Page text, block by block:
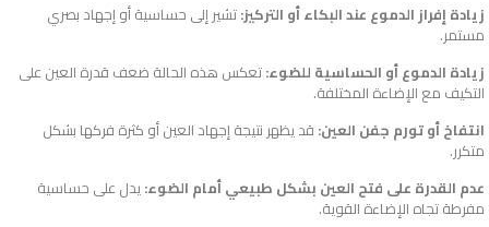
زيادة إفراز الدموع عند البكاء أو التركيز:تشير إلى حساسية أو إجهاد بصري
مستمر.
زيادة الدموع أو الحساسية للضوء:تعكس هذه الحالة ضعف قدرة العين على
التكيف مع الإضاءة المختلفة.
انتفاخ أو تورم جفن العين: قد يظهر نتيجة إجهاد العين أو كثرة فركها بشكل
متكرر.
عدم القدرة على فتح العين بشكل طبيعي أمام الضوء:يدل على حساسية
مفرطة تجاه الإضاءة القوية.